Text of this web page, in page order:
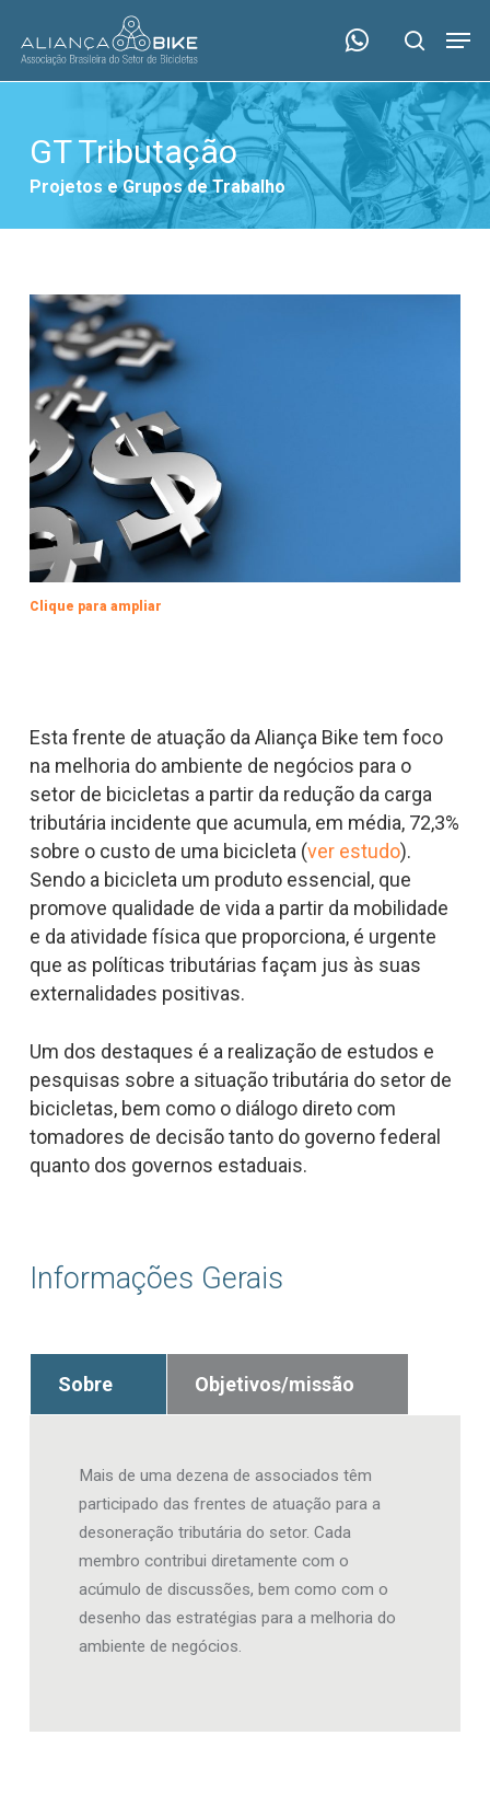
main
search
GT Tributação
Projetos e Grupos de Trabalho
Clique para ampliar
Esta frente de atuação da Aliança Bike tem foco
na melhoria do ambiente de negócios para o
setor de bicicletas a partir da redução da carga
tributária incidente que acumula, em média, 72,3%
sobre o custo de uma bicicleta (ver estudo).
Sendo a bicicleta um produto essencial, que
promove qualidade de vida a partir da mobilidade
e da atividade física que proporciona, é urgente
que as políticas tributárias façam jus às suas
externalidades positivas.
Um dos destaques é a realização de estudos e
pesquisas sobre a situação tributária do setor de
bicicletas, bem como o diálogo direto com
tomadores de decisão tanto do governo federal
quanto dos governos estaduais.
Informações Gerais
Sobre Objetivos/missão
Mais de uma dezena de associados têm
participado das frentes de atuação para a
desoneração tributária do setor. Cada
membro contribui diretamente com o
acúmulo de discussões, bem como com o
desenho das estratégias para a melhoria do
ambiente de negócios.